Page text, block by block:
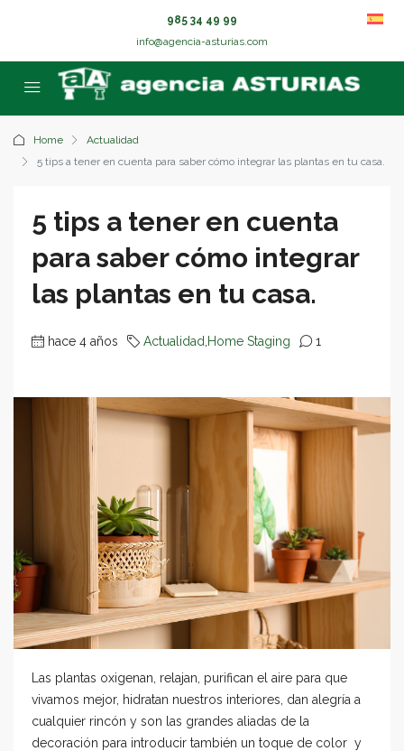
985 34 49 99
info@agencia-asturias.com
Home
Actualidad
5 tips a tener en cuenta para saber cómo integrar las plantas en tu casa.
5 tips a tener en cuenta
para saber cómo integrar
las plantas en tu casa.
hace 4 años Actualidad Home Staging 1
Las plantas oxigenan, relajan, purifican el aire para que
vivamos mejor, hidratan nuestros interiores, dan alegría a
cualquier rincón y son las grandes aliadas de la
decoración para introducir también un toque de color y